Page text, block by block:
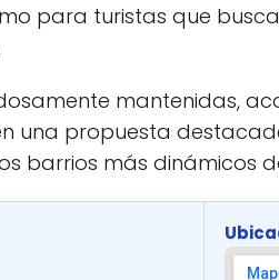
para turistas que
mantenidas,
en una propuesta
barrios más dinámicos